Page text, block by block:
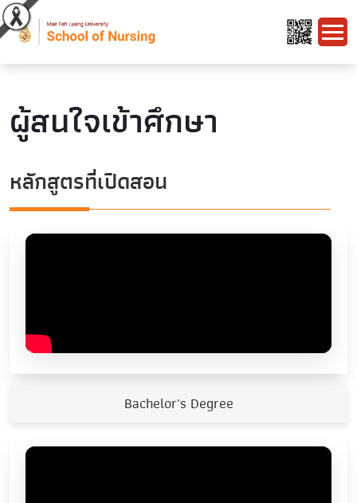
ผู้สนใจเข้าศึกษา
หลักสูตรที่เปิดสอน
Bachelor's Degree